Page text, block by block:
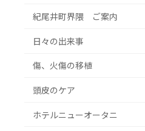
紀尾井町界隈 ご案内
日々の出来事
傷、火傷の移植
頭皮のケア
ホテルニューオータニ